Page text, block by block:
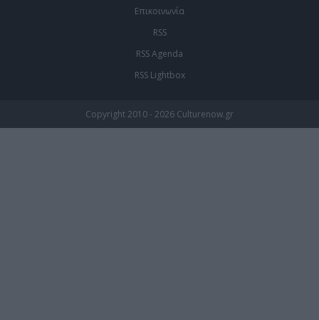
Επικοινωνία
RSS
RSS Agenda
RSS Lightbox
Copyright 2010 - 2026 Culturenow.gr